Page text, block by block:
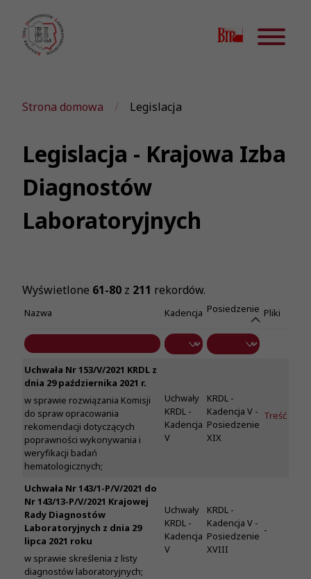
Strona domowa Legislacja
Legislacja - Krajowa Izba
Diagnostów
Laboratoryjnych
Wyświetlone 61-80 z 211 rekordów.
Nazwa Kadencja Posiedzenie Pliki
Uchwała Nr 153/V/2021 KRDL z
dnia 29 października 2021 r.
w sprawie rozwiązania Komisji
do spraw opracowania
rekomendacji dotyczących
poprawności wykonywania i
weryfikacji badań
hematologicznych;
Uchwały
KRDL -
Kadencja
V
KRDL -
Kadencja V -
Posiedzenie
XIX
Treść
Uchwała Nr 143/1-P/V/2021 do
Nr 143/13-P/V/2021 Krajowej
Rady Diagnostów
Laboratoryjnych z dnia 29
lipca 2021 roku
w sprawie skreślenia z listy
diagnostów laboratoryjnych;
Uchwały
KRDL -
Kadencja
V
KRDL -
Kadencja V -
Posiedzenie
XVIII
-